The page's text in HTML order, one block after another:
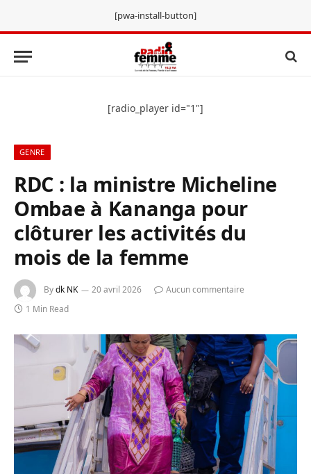
[pwa-install-button]
[radio_player id="1"]
GENRE
RDC : la ministre Micheline
Ombae à Kananga pour
clôturer les activités du
mois de la femme
Bydk NK 20 avril 2026
Aucun commentaire
1 Min Read